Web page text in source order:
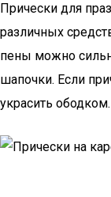
Прически для
различных
пены можно
шапочки. Если
украсить ободком.